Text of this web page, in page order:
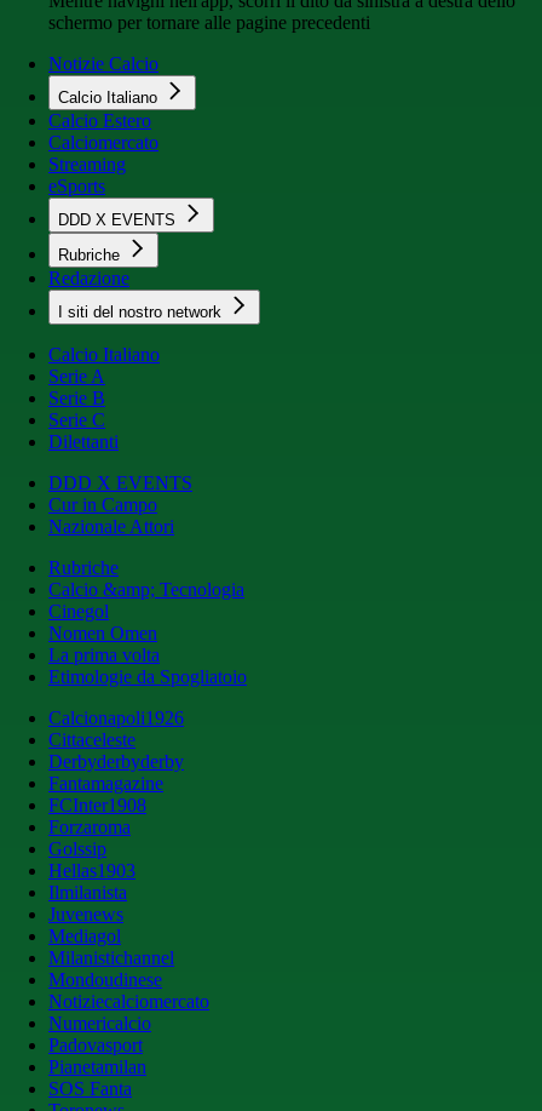
schermo per tornare alle pagine precedenti
Notizie Calcio
Calcio Italiano
Calcio Estero
Calciomercato
Streaming
eSports
DDD X EVENTS
Rubriche
Redazione
I siti del nostro network
Calcio Italiano
Serie A
Serie B
Serie C
Dilettanti
DDD X EVENTS
Cur in Campo
Nazionale Attori
Rubriche
Calcio &amp; Tecnologia
Cinegol
Nomen Omen
La prima volta
Etimologie da Spogliatoio
Calcionapoli1926
Cittaceleste
Derbyderbyderby
Fantamagazine
FCInter1908
Forzaroma
Golssip
Hellas1903
Ilmilanista
Juvenews
Mediagol
Milanistichannel
Mondoudinese
Notiziecalciomercato
Numericalcio
Padovasport
Pianetamilan
SOS Fanta